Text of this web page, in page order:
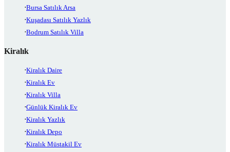
Bursa Satılık Arsa
Kuşadası Satılık Yazlık
Bodrum Satılık Villa
Kiralık
Kiralık Daire
Kiralık Ev
Kiralık Villa
Günlük Kiralık Ev
Kiralık Yazlık
Kiralık Depo
Kiralık Müstakil Ev